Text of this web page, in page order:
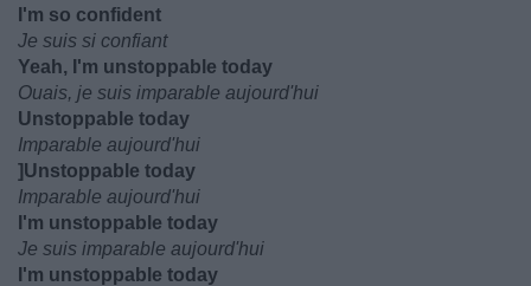
I'm so confident
Je suis si confiant
Yeah, I'm unstoppable today
Ouais, je suis imparable aujourd'hui
Unstoppable today
Imparable aujourd'hui
]Unstoppable today
Imparable aujourd'hui
I'm unstoppable today
Je suis imparable aujourd'hui
I'm unstoppable today